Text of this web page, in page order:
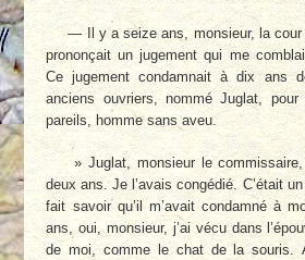
— Il y a seize ans, monsieur, la cour
prononçait un jugement qui me
Ce jugement condamnait à dix ans
anciens ouvriers, nommé Juglat, pour
pareils, homme sans aveu.
» Juglat, monsieur le
deux ans. Je l’avais congédié. C’était
fait savoir qu’il m’avait condamné à
ans, oui, monsieur, j’ai vécu dans
de moi, comme le chat de la souris.